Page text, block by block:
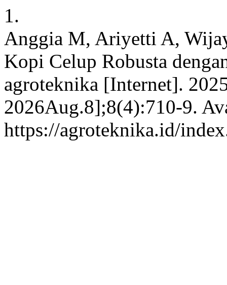
1.
Anggia M, Ariyetti A,
Kopi Celup Robusta
agroteknika [Internet].
2026Aug.8];8(4):710-9.
https://agroteknika.id/